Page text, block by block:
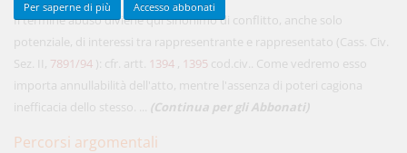
Il termine abuso diviene qui sinonimo di conflitto, anche solo
potenziale, di interessi tra rappresentrante e rappresentato (Cass. Civ.
Sez. II, 7891/94 ): cfr. artt. 1394 , 1395 cod.civ.. Come vedremo esso
importa annullabilità dell'atto, mentre l'assenza di poteri cagiona
inefficacia dello stesso. ... (Continua per gli Abbonati)
Percorsi argomentali
Per saperne di più Accesso abbonati